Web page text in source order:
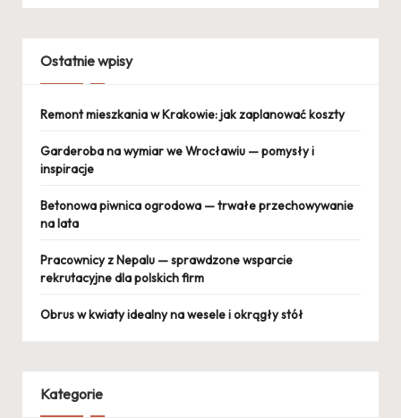
Ostatnie wpisy
Remont mieszkania w Krakowie: jak zaplanować koszty
Garderoba na wymiar we Wrocławiu — pomysły i
inspiracje
Betonowa piwnica ogrodowa — trwałe przechowywanie
na lata
Pracownicy z Nepalu — sprawdzone wsparcie
rekrutacyjne dla polskich firm
Obrus w kwiaty idealny na wesele i okrągły stół
Kategorie